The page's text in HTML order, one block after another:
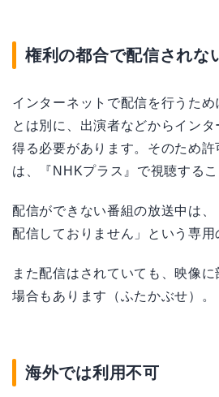
権利の都合で配信されな
インターネットで配信を行うた
とは別に、出演者などからイン
得る必要があります。そのため許
は、『NHKプラス』で視聴するこ
配信ができない番組の放送中は
配信しておりません」という専用
また配信はされていても、映像
場合もあります（ふたかぶせ）。
海外では利用不可